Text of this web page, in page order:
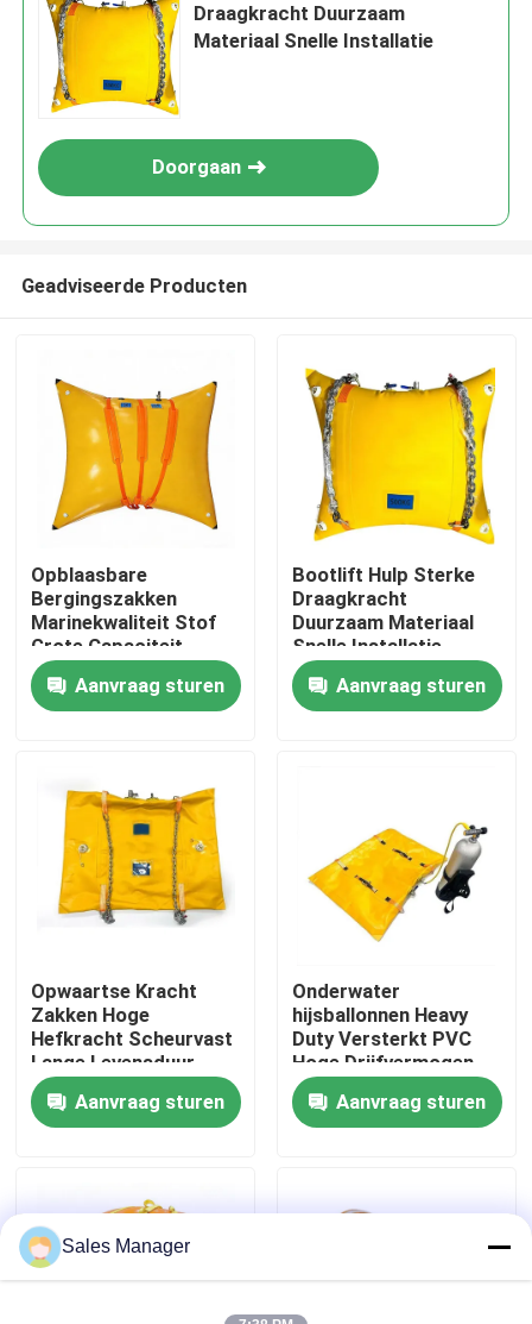
Thuis
Producten
Videos
Over ons
Kwaliteitscontrole
Vraag een offerte aan
Airbags voor reddingswerkzaamheden op zee
Opblaasbare luchtzakken
Draagkracht Duurzaam
Materiaal Snelle Installatie
Doorgaan
Geadviseerde Producten
Opblaasbare
Bergingszakken
Marinekwaliteit Stof
Grote Capaciteit
Corrosiebestendig
Aanvraag sturen
Bootlift Hulp Sterke
Draagkracht
Duurzaam Materiaal
Snelle Installatie
Aanvraag sturen
Opwaartse Kracht
Zakken Hoge
Hefkracht Scheurvast
Lange Levensduur
Aanvraag sturen
Onderwater
hijsballonnen Heavy
Duty Versterkt PVC
Hoge Drijfvermogen
Eenvoudige Inflatie
Aanvraag sturen
Sales Manager